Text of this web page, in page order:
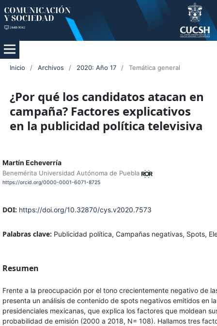
Inicio / Archivos / 2020: Año 17 / Temática general
¿Por qué los candidatos atacan en
campaña? Factores explicativos
en la publicidad política televisiva
Martín Echeverría
Benemérita Universidad Autónoma de Puebla
https://orcid.org/0000-0001-6071-8725
DOI: https://doi.org/10.32870/cys.v2020.7573
Palabras clave: Publicidad política, Campañas negativas, Spots,
Resumen
Frente a la preocupación por el tono crecientemente negativo de
presenta un análisis de contenido de spots negativos emitidos en
presidenciales mexicanas, que explica los factores que moldean
probabilidad de emisión (2000 a 2018, N= 108). Hallamos tres